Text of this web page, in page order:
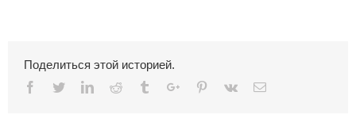
Поделиться этой историей.
Facebook
TwitterLinkedinReddit TumblrGoogle+Pinterest
Vk Email